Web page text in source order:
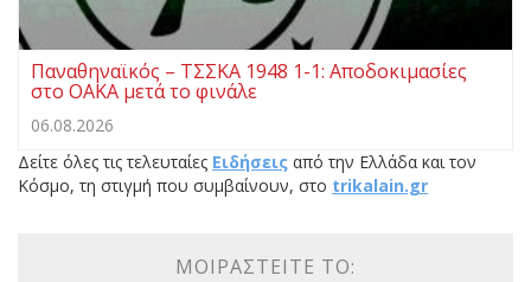
Παναθηναϊκός – ΤΣΣΚΑ 1948 1-1: Αποδοκιμασίες
στο ΟΑΚΑ μετά το φινάλε
06.08.2026
Δείτε όλες τις τελευταίες Ειδήσεις από την Ελλάδα και τον
Κόσμο, τη στιγμή που συμβαίνουν, στο trikalain.gr
ΜΟΙΡΑΣΤΕΊΤΕ ΤΟ: